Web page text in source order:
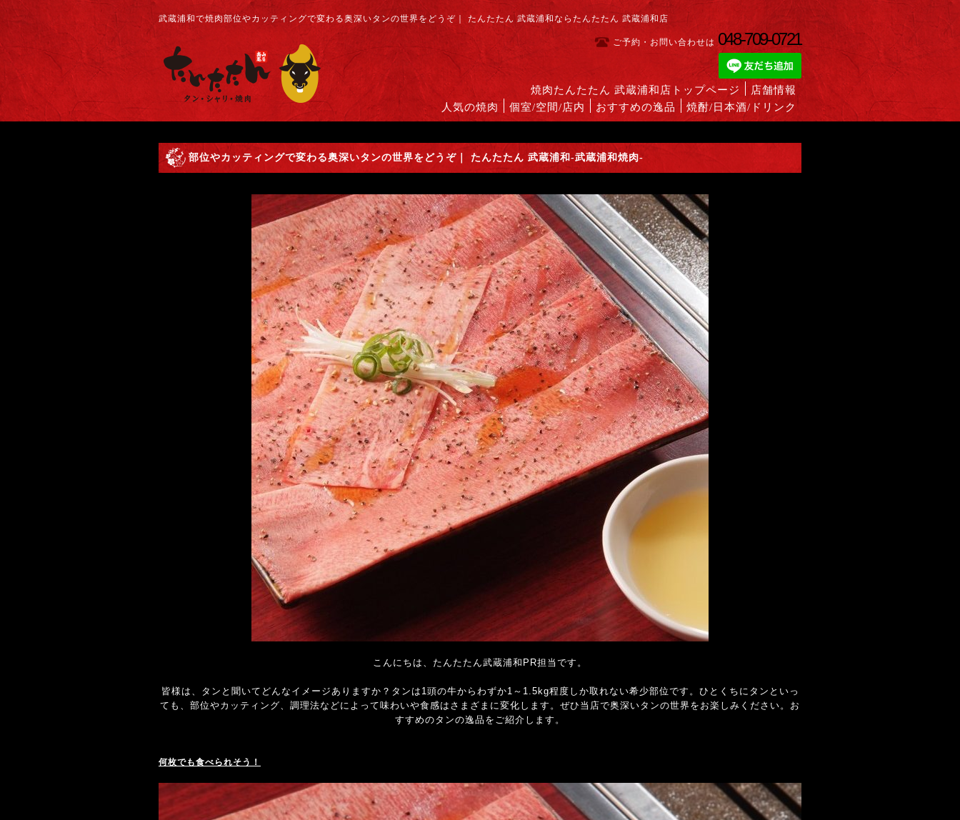
武蔵浦和で焼肉部位やカッティングで変わる奥深いタンの世界をどうぞ｜ たんたたん 武蔵浦和ならたんたたん 武蔵浦和店
ご予約・お問い合わせは 048-709-0721
店舗情報
焼肉たんたたん 武蔵浦和店トップページ
焼酎/日本酒/ドリンク
おすすめの逸品
個室/空間/店内
人気の焼肉
部位やカッティングで変わる奥深いタンの世界をどうぞ｜ たんたたん 武蔵浦和-武蔵浦和焼肉-
こんにちは、たんたたん武蔵浦和PR担当です。
皆様は、タンと聞いてどんなイメージありますか？タンは1頭の牛からわずか1～1.5kg程度しか取れない希少部位です。ひとくちにタンといっ
ても、部位やカッティング、調理法などによって味わいや食感はさまざまに変化します。ぜひ当店で奥深いタンの世界をお楽しみください。お
すすめのタンの逸品をご紹介します。
何枚でも食べられそう！